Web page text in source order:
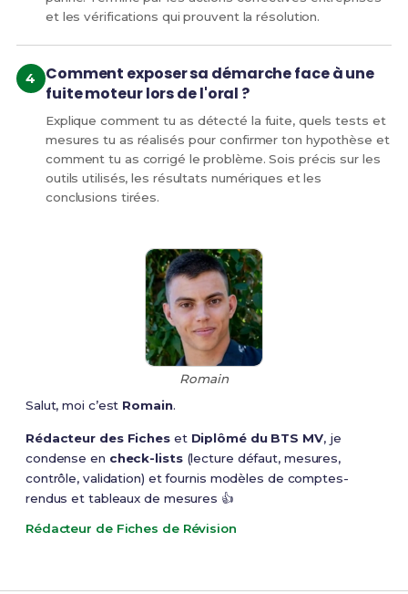
et les vérifications qui prouvent la résolution.
Comment exposer sa démarche face à une
fuite moteur lors de l'oral ?
Explique comment tu as détecté la fuite, quels tests et
mesures tu as réalisés pour confirmer ton hypothèse et
comment tu as corrigé le problème. Sois précis sur les
outils utilisés, les résultats numériques et les
conclusions tirées.
Romain
Salut, moi c’est Romain.
Rédacteur des Ficheset Diplômé du BTS MV, je
condense en check-lists(lecture défaut, mesures,
contrôle, validation) et fournis modèles de comptes-
rendus et tableaux de mesures 👍
Rédacteur de Fiches de Révision